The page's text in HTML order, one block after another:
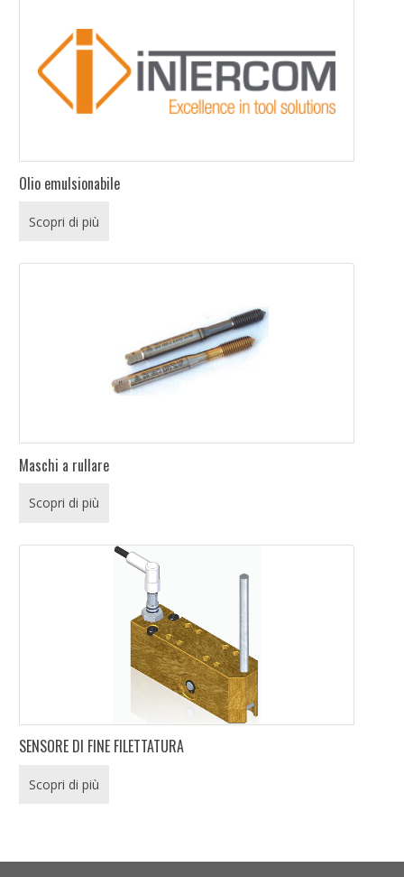
Olio emulsionabile
Scopri di più
Maschi a rullare
Scopri di più
SENSORE DI FINE FILETTATURA
Scopri di più